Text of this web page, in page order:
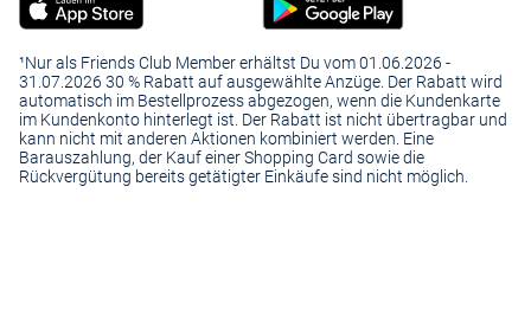
¹Nur als Friends Club Member erhältst Du vom 01.06.2026 -
31.07.2026 30 % Rabatt auf ausgewählte Anzüge. Der Rabatt wird
automatisch im Bestellprozess abgezogen, wenn die Kundenkarte
im Kundenkonto hinterlegt ist. Der Rabatt ist nicht übertragbar und
kann nicht mit anderen Aktionen kombiniert werden. Eine
Barauszahlung, der Kauf einer Shopping Card sowie die
Rückvergütung bereits getätigter Einkäufe sind nicht möglich.